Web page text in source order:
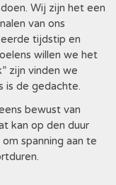
Wij zijn het een
van ons
tijdstip en
willen we het
zijn vinden we
is de gedachte.
bewust van
kan op den duur
spanning aan te